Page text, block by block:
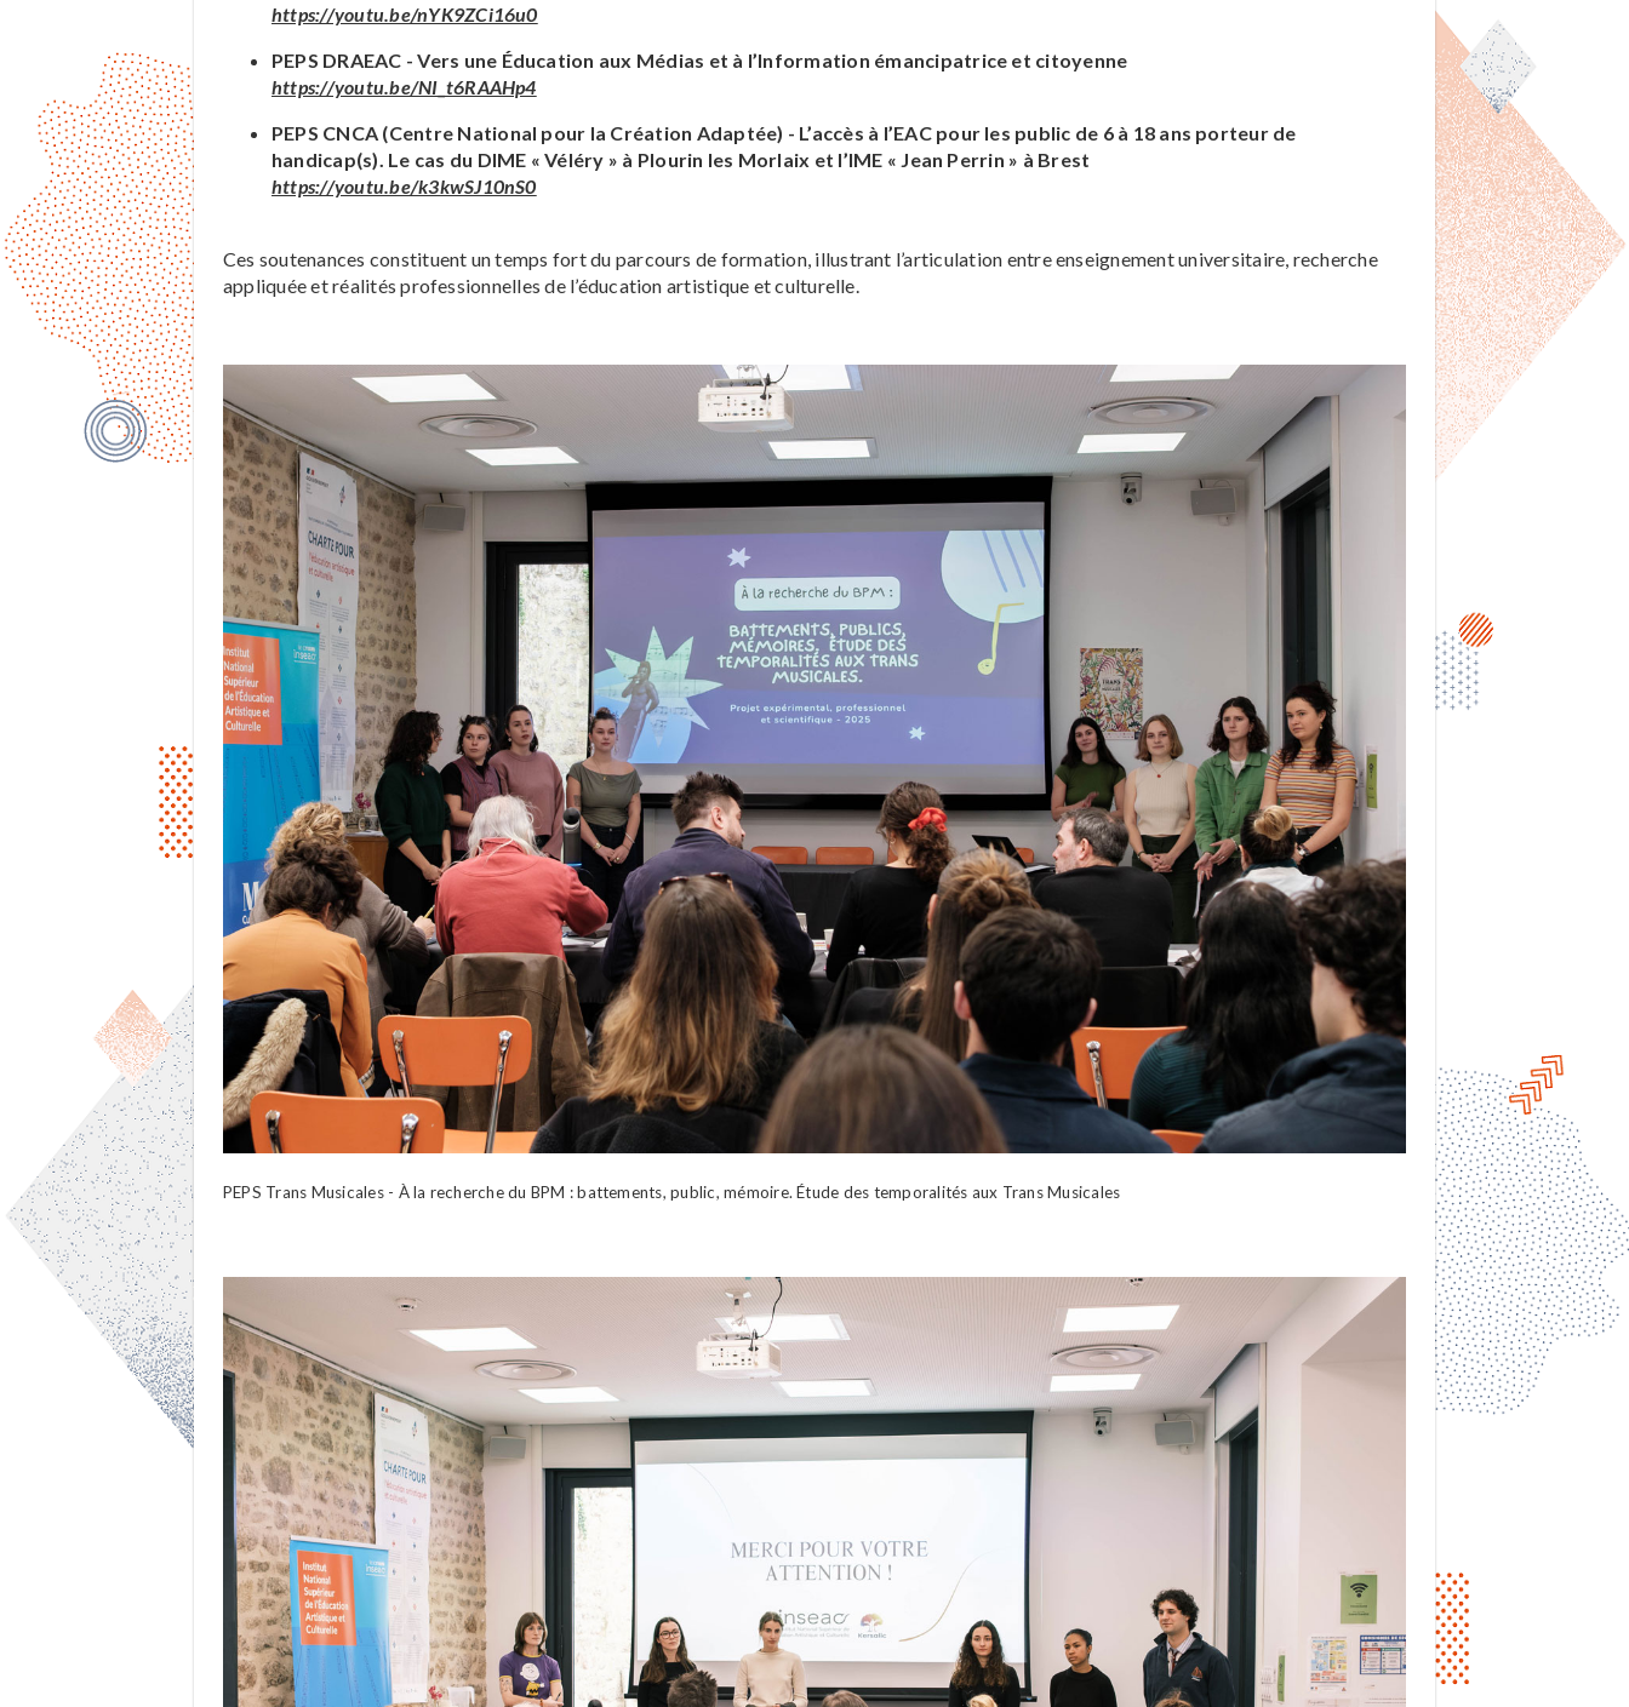
https://youtu.be/nYK9ZCi16u0
PEPS DRAEAC - Vers une Éducation aux Médias et à l’Information émancipatrice et citoyenne
https://youtu.be/NI_t6RAAHp4
PEPS CNCA (Centre National pour la Création Adaptée) - L’accès à l’EAC pour les public de 6 à 18 ans porteur de
handicap(s). Le cas du DIME « Véléry » à Plourin les Morlaix et l’IME « Jean Perrin » à Brest
https://youtu.be/k3kwSJ10nS0
Ces soutenances constituent un temps fort du parcours de formation, illustrant l’articulation entre enseignement universitaire, recherche
appliquée et réalités professionnelles de l’éducation artistique et culturelle.
PEPS Trans Musicales - À la recherche du BPM : battements, public, mémoire. Étude des temporalités aux Trans Musicales